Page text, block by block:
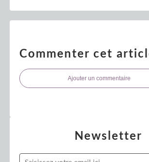
Commenter cet
Ajouter un commentaire
Newsletter